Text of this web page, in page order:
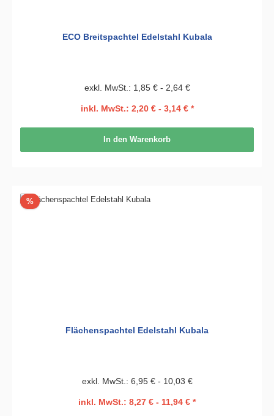
ECO Breitspachtel Edelstahl Kubala
exkl. MwSt.: 1,85 € - 2,64 €
inkl. MwSt.: 2,20 € - 3,14 € *
In den Warenkorb
%Rabatt
Flächenspachtel Edelstahl Kubala
exkl. MwSt.: 6,95 € - 10,03 €
inkl. MwSt.: 8,27 € - 11,94 € *